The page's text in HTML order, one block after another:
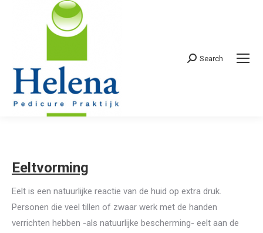
Search:
Search
Eeltvorming
Eelt is een natuurlijke reactie van de huid op extra druk.
Personen die veel tillen of zwaar werk met de handen
verrichten hebben -als natuurlijke bescherming- eelt aan de